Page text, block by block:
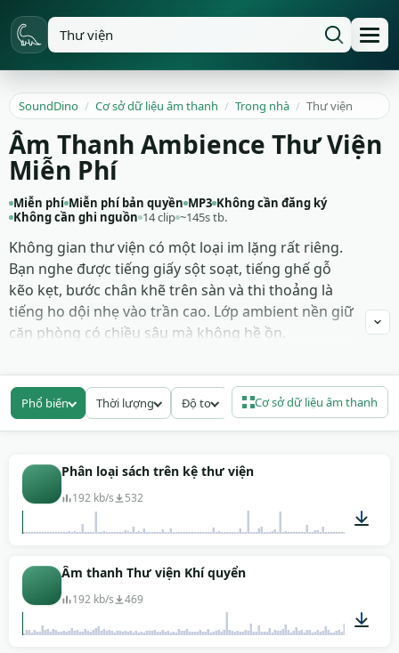
SoundDino / Cơ sở dữ liệu âm thanh / Trong nhà / Thư viện
Âm Thanh Ambience Thư Viện
Miễn Phí
Miễn phí Miễn phí bản quyền MP3 Không cần đăng ký
Không cần ghi nguồn 14 clip ~145s tb.
Không gian thư viện có một loại im lặng rất riêng.
Bạn nghe được tiếng giấy sột soạt, tiếng ghế gỗ
kẽo kẹt, bước chân khẽ trên sàn và thi thoảng là
tiếng ho dội nhẹ vào trần cao. Lớp ambient nền giữ
căn phòng có chiều sâu mà không hề ồn.
tập, montage ôn thi, vlog góc đọc sách hay phim
ngắn lấy bối cảnh trường học. Bạn có 14 tệp WAV và
MP3 sạch để cắt ghép trong DAW hay timeline
miễn phí, royalty-free, không yêu cầu ghi công khi
đưa vào dự án thương mại hay cá nhân.
Phổ biến Thời lượng Độ to Cơ sở dữ liệu âm thanh
Phân loại sách trên kệ thư viện
192 kb/s 532
Âm thanh Thư viện Khí quyển
192 kb/s 469